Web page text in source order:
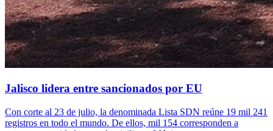
Jalisco lidera entre sancionados por EU
Con corte al 23 de julio, la denominada Lista SDN reúne 19 mil 241
registros en todo el mundo. De ellos, mil 154 corresponden a